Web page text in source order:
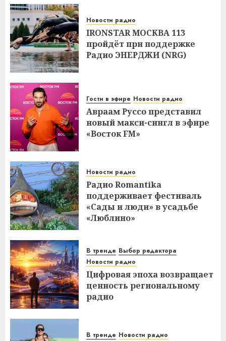
Новости радио
IRONSTAR МОСКВА 113
пройдёт при поддержке
Радио ЭНЕРДЖИ (NRG)
Гости в эфире Новости радио
Авраам Руссо представил
новый макси-сингл в эфире
«Восток FM»
Новости радио
Радио Romantika
поддерживает фестиваль
«Сады и люди» в усадьбе
«Люблино»
В тренде Выбор редактора
Новости радио
Цифровая эпоха возвращает
ценность региональному
радио
В тренде Новости радио